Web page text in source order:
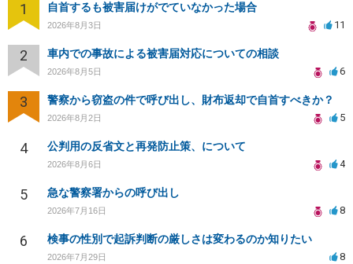
1 自首するも被害届けがでていなかった場合
2026年8月3日 11
2 車内での事故による被害届対応についての相談
2026年8月5日 6
3 警察から窃盗の件で呼び出し、財布返却で自首すべきか？
2026年8月2日 5
4 公判用の反省文と再発防止策、について
2026年8月6日 4
5 急な警察署からの呼び出し
2026年7月16日 8
6 検事の性別で起訴判断の厳しさは変わるのか知りたい
2026年7月29日 8